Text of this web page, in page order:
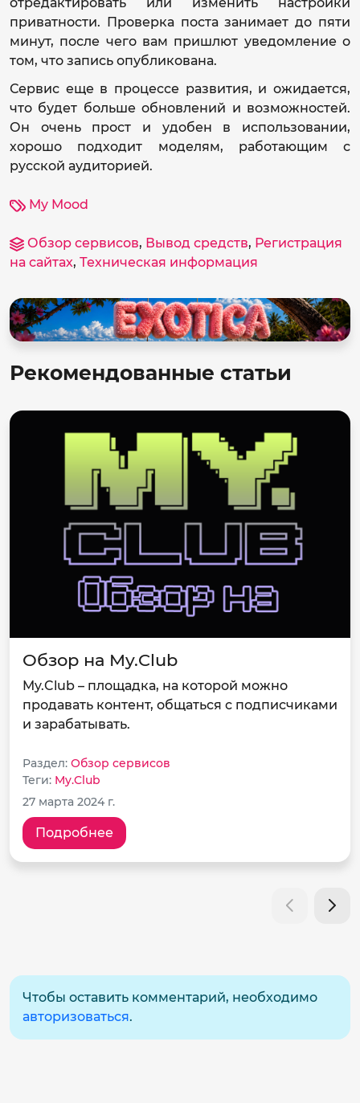
приватности. Проверка поста занимает до пяти
минут, после чего вам пришлют уведомление о
том, что запись опубликована.
Сервис еще в процессе развития, и ожидается,
что будет больше обновлений и возможностей.
Он очень прост и удобен в использовании,
хорошо подходит моделям, работающим с
русской аудиторией.
My Mood
Обзор сервисов, Вывод средств, Регистрация
на сайтах, Техническая информация
Рекомендованные статьи
Обзор на My.Club
My.Club – площадка, на которой можно
продавать контент, общаться с подписчиками
и зарабатывать.
Раздел: Обзор сервисов
Теги: My.Club
27 марта 2024 г.
Подробнее
Чтобы оставить комментарий, необходимо
авторизоваться.